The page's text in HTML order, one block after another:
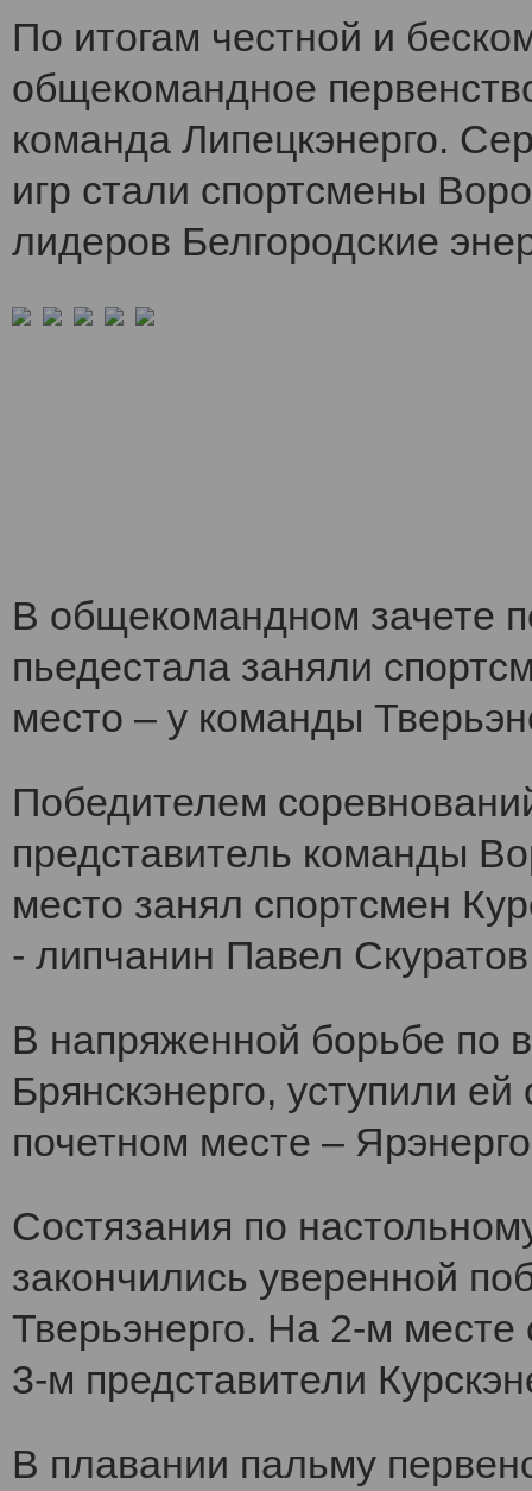
По итогам честной и
общекомандное
команда Липецкэнерго.
игр стали спортсмены
лидеров Белгородские
В общекомандном зачете
пьедестала заняли
место – у команды
Победителем
представитель команды
место занял спортсмен
- липчанин Павел
В напряженной борьбе по
Брянскэнерго, уступили
почетном месте –
Состязания по
закончились уверенной
Тверьэнерго. На 2-м
3-м представители
В плавании пальму